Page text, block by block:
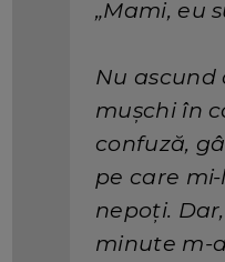
„Mami, eu
Nu
mușchi în
confuză,
pe care
nepoți.
minute m-